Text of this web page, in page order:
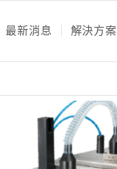
最新消息 解決方案